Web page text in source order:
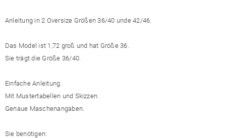
Anleitung in 2 Oversize Größen 36/40 unde 42/46.
Das Model ist 1,72 groß und hat Größe 36.
Sie trägt die Größe 36/40.
Einfache Anleitung.
Mit Mustertabellen und Skizzen.
Genaue Maschenangaben.
Sie benötigen: